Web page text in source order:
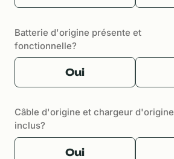
Batterie d'origine présente et
fonctionnelle?
Oui
Câble d'origine et chargeur d'origine
inclus?
Oui